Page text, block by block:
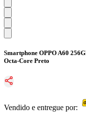
Smartphone OPPO A60
Octa-Core Preto
Vendido e entregue por: